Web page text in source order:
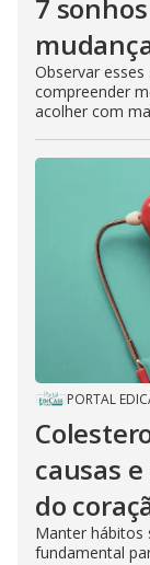
7
Observar
compreender
acolher com
PORTAL
causas
do
Manter hábitos
fundamental